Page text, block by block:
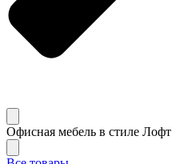
Офисная мебель в стиле Лофт